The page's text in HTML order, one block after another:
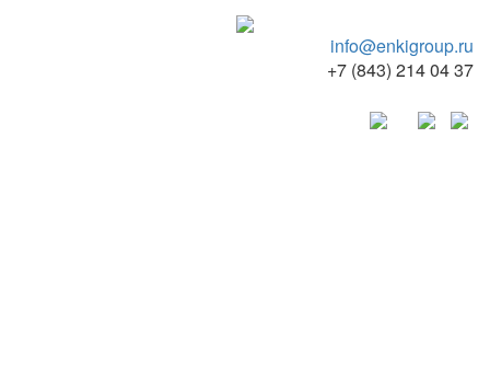
info@enkigroup.ru
+7 (843) 214 04 37